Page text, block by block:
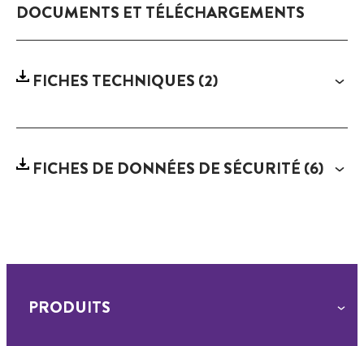
DOCUMENTS ET TÉLÉCHARGEMENTS
FICHES TECHNIQUES (2)
FICHES DE DONNÉES DE SÉCURITÉ (6)
PRODUITS